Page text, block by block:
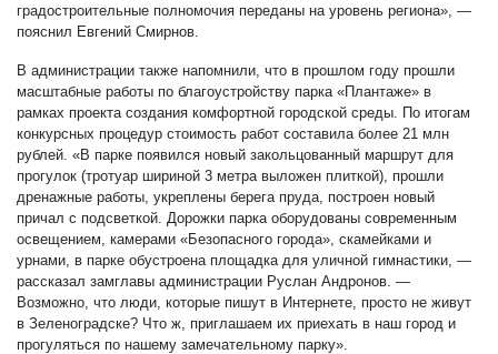
градостроительные полномочия переданы на уровень региона», —
пояснил Евгений Смирнов.
В администрации также напомнили, что в прошлом году прошли
масштабные работы по благоустройству парка «Плантаже» в
рамках проекта создания комфортной городской среды. По итогам
конкурсных процедур стоимость работ составила более 21 млн
рублей. «В парке появился новый закольцованный маршрут для
прогулок (тротуар шириной 3 метра выложен плиткой), прошли
дренажные работы, укреплены берега пруда, построен новый
причал с подсветкой. Дорожки парка оборудованы современным
освещением, камерами «Безопасного города», скамейками и
урнами, в парке обустроена площадка для уличной гимнастики, —
рассказал замглавы администрации Руслан Андронов. —
Возможно, что люди, которые пишут в Интернете, просто не живут
в Зеленоградске? Что ж, приглашаем их приехать в наш город и
прогуляться по нашему замечательному парку».